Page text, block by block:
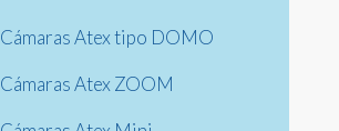
Cámaras Atex tipo DOMO
Cámaras Atex ZOOM